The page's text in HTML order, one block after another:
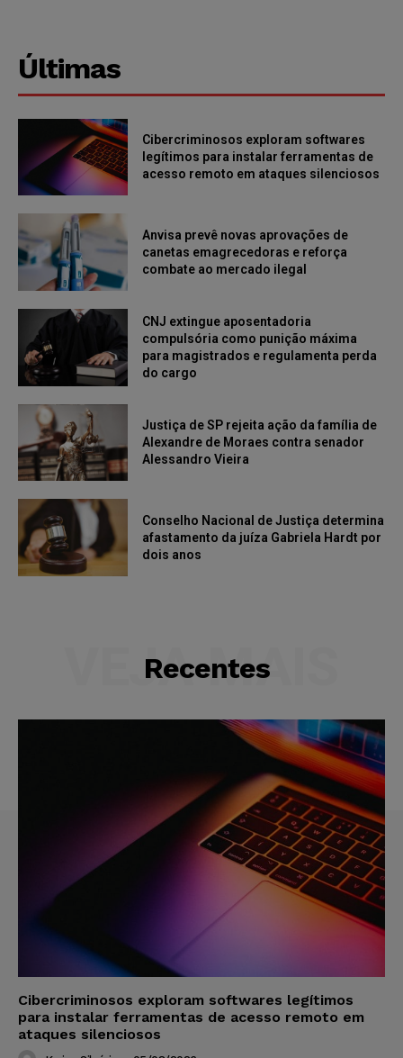
Últimas
Cibercriminosos exploram softwares
legítimos para instalar ferramentas de
acesso remoto em ataques silenciosos
Anvisa prevê novas aprovações de
canetas emagrecedoras e reforça
combate ao mercado ilegal
CNJ extingue aposentadoria
compulsória como punição máxima
para magistrados e regulamenta perda
do cargo
Justiça de SP rejeita ação da família de
Alexandre de Moraes contra senador
Alessandro Vieira
Conselho Nacional de Justiça determina
afastamento da juíza Gabriela Hardt por
dois anos
Recentes
VEJA MAIS
Cibercriminosos exploram softwares legítimos
para instalar ferramentas de acesso remoto em
ataques silenciosos